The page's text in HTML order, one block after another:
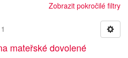
Zobrazit pokročilé filtry
mateřské dovolené